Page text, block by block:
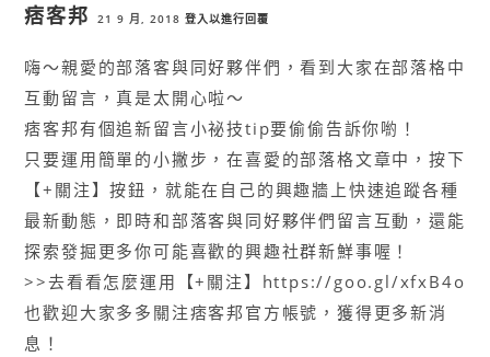
痞客邦 21 9 月, 2018 登入以進行回覆
嗨～親愛的部落客與同好夥伴們，看到大家在部落格中
互動留言，真是太開心啦～
痞客邦有個追新留言小祕技tip要偷偷告訴你喲！
只要運用簡單的小撇步，在喜愛的部落格文章中，按下
【+關注】按鈕，就能在自己的興趣牆上快速追蹤各種
最新動態，即時和部落客與同好夥伴們留言互動，還能
探索發掘更多你可能喜歡的興趣社群新鮮事喔！
>>去看看怎麼運用【+關注】https://goo.gl/xfxB4o
也歡迎大家多多關注痞客邦官方帳號，獲得更多新消
息！